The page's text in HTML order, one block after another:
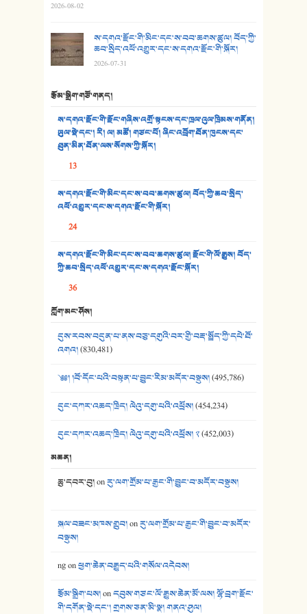
30. སི་ལིང་འབྲི་མོ། - ཕན་ཐོག
31. ཕ་ཡུལ་ཡར་ཀླུང་།
32. ཨ་མ།
33. འཛོམས་པའི་ལམ།
34. ཉི་མ་སེམས་ལ་ཞོག་དང་། - ཟླ་སྒྲོན།
36. ཟླ་གཞོན་སྙན་དབྱངས། - ཟླ་སྒྲོན།
38. ཡབ་ཡུམ། - ཟླ་སྒྲོན།
2026-08-02
ས་དགའ་རྫོང་གི་མིང་དང་ས་བབ་ཆགས་ཚུལ། བོད་ཀྱི་
ཆབ་སྲིད་འཕོ་འགྱུར་དང་ས་དགའ་རྫོང་གི་སྐོར།
2026-07-31
རྩོམ་སྒྲིག་གཙོ་གནད།
ས་དགའ་རྫོང་གི་རྫོང་གཞིས་འགྲོ་སྟངས་དང་ཁྲལ་འུལ་ཁྲིམས་གནོན།
ཡུལ་སྡེ་དང་། རི། ལ། མཚོ། གཙང་པོ། ཞིང་འབྲོག་ཐོན་ཁུངས་དང་
ཐུན་མིན་ཐོན་ལས་སོགས་ཀྱི་སྐོར།
13
ས་དགའ་རྫོང་གི་མིང་དང་ས་བབ་ཆགས་ཚུལ། བོད་ཀྱི་ཆབ་སྲིད་
འཕོ་འགྱུར་དང་ས་དགའ་རྫོང་གི་སྐོར།
24
ས་དགའ་རྫོང་གི་མིང་དང་ས་བབ་ཆགས་ཚུལ། རྫོང་གི་ལོ་རྒྱུས། བོད་
ཀྱི་ཆབ་སྲིད་འཕོ་འགྱུར་དང་ས་དགའ་རྫོང་སྐོར།
36
ཀློག་མང་ཤོས།
དུས་རབས་བདུན་པ་ནས་བཅུ་དགུའི་བར་གྱི་བརྡ་སྤྲོད་ཀྱི་དཔེ་ཐོ་
འགའ།(830,481)
༄༅། །བོ་དོང་པའི་བསྟན་པ་བྱུང་རིམ་མདོར་བསྡུས།(495,786)
དུང་དཀར་འཆད་ཁྲིད། ལེའུ་དགུ་པའི་འཕྲོས།(454,234)
དུང་དཀར་འཆད་ཁྲིད། ལེའུ་དགུ་པའི་འཕྲོས། ༢(452,003)
མཆན།
ཆུ་དབར་བུ།onརུ་ལག་གྲོམ་པ་རྒྱང་གི་བྱུང་བ་མདོར་བསྡུས།
སྐལ་བཟང་མཁས་གྲུབ།onརུ་ལག་གྲོམ་པ་རྒྱང་གི་བྱུང་བ་མདོར་
བསྡུས།
ngonཕྱག་ཆེན་བརྒྱུད་པའི་གསོལ་འདེབས།
རྩོམ་སྒྲིག་པས།onདབུས་གཙང་ལོ་རྒྱུས་ཆེན་མོ་ལས། ལྷོ་བྲག་རྫོང་
གི་དགོན་སྡེ་དང་། གྲགས་ཅན་མི་སྣ། གནའ་ཤུལ།